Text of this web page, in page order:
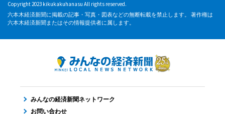
Copyright 2023 kikukakuhanasu All rights reserved.
六本木経済新聞に掲載の記事・写真・図表などの無断転載を禁止します。 著作権は
六本木経済新聞またはその情報提供者に属します。
みんなの経済新聞ネットワーク
お問い合わせ